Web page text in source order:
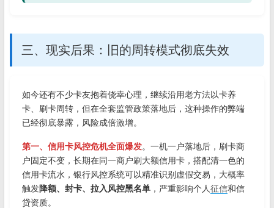
三、现实后果：旧的周转模式彻底失效
如今还有不少卡友抱着侥幸心理，继续沿用老方法以卡养
卡、刷卡周转，但在全套监管政策落地后，这种操作的弊端
已经彻底暴露，风险成倍激增。
第一、信用卡风控危机全面爆发。一机一户落地后，刷卡商
户固定不变，长期在同一商户刷大额信用卡，搭配清一色的
信用卡流水，银行风控系统可以精准识别虚假交易，大概率
触发降额、封卡、拉入风控黑名单 ，严重影响个人征信和信
贷资质。